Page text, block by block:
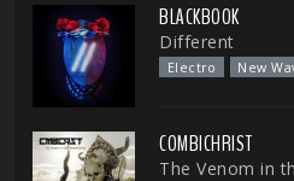
BLACKBOOK
Different
Electro New
COMBICHRIST
The Venom in